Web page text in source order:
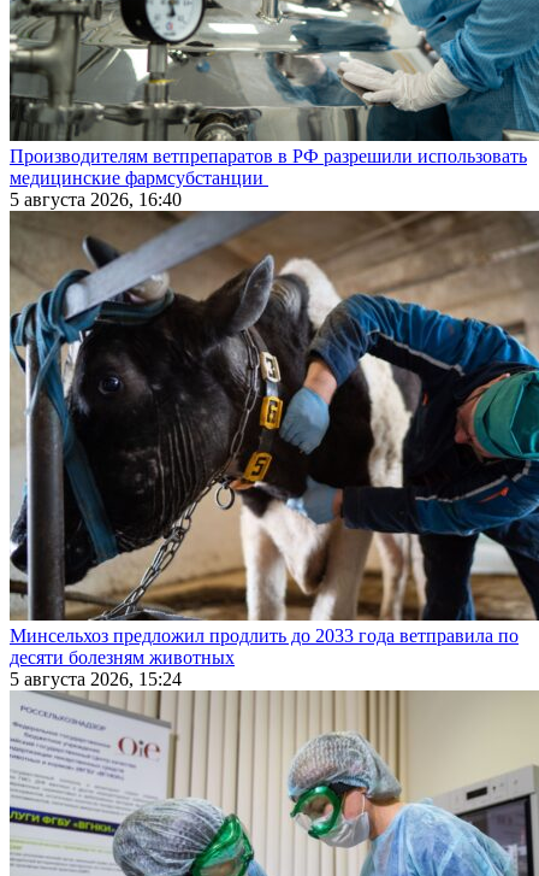
Производителям ветпрепаратов в РФ разрешили использовать
медицинские фармсубстанции
5 августа 2026, 16:40
Минсельхоз предложил продлить до 2033 года ветправила по
десяти болезням животных
5 августа 2026, 15:24